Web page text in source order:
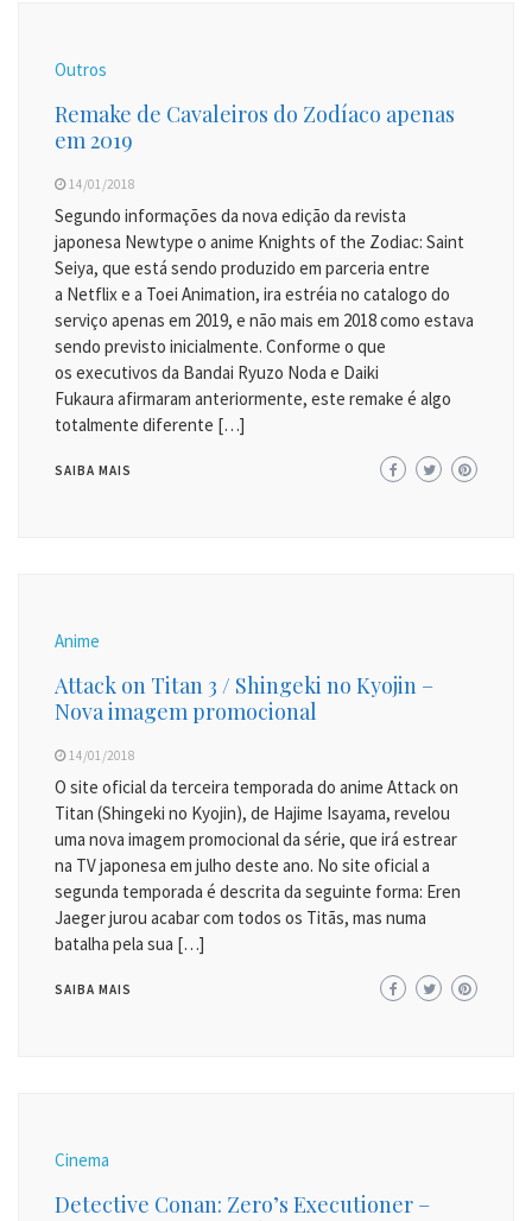
Outros
Remake de Cavaleiros do Zodíaco apenas
em 2019
14/01/2018
Segundo informações da nova edição da revista
japonesa Newtype o anime Knights of the Zodiac: Saint
Seiya, que está sendo produzido em parceria entre
a Netflix e a Toei Animation, ira estréia no catalogo do
serviço apenas em 2019, e não mais em 2018 como estava
sendo previsto inicialmente. Conforme o que
os executivos da Bandai Ryuzo Noda e Daiki
Fukaura afirmaram anteriormente, este remake é algo
totalmente diferente […]
SAIBA MAIS
Anime
Attack on Titan 3 / Shingeki no Kyojin –
Nova imagem promocional
14/01/2018
O site oficial da terceira temporada do anime Attack on
Titan (Shingeki no Kyojin), de Hajime Isayama, revelou
uma nova imagem promocional da série, que irá estrear
na TV japonesa em julho deste ano. No site oficial a
segunda temporada é descrita da seguinte forma: Eren
Jaeger jurou acabar com todos os Titãs, mas numa
batalha pela sua […]
SAIBA MAIS
Cinema
Detective Conan: Zero’s Executioner –